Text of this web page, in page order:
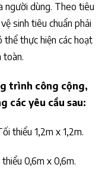
người dùng. Theo tiêu
sinh tiêu chuẩn phải
thực hiện các hoạt
toàn.
trình công cộng,
các yêu cầu sau:
thiểu 1,2m x 1,2m.
0,6m x 0,6m.